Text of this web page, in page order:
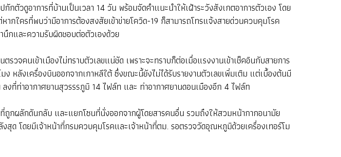
วดูอาการที่บ้านเป็นเวลา 14 วัน พร้อมจัดคำแนะนำให้เฝ้าระวังสังเกตอาการตัวเอง โดย
กใครที่พบว่ามีอาการต้องสงสัยเข้าข่ายโควิด-19 ก็สามารถโทรแจ้งสายด่วนควบคุมโรค
นึกและความรับผิดชอบต่อตัวเองด้วย
จคนเข้าเมืองไม่ทราบตัวเลขแน่ชัด เพราะจะทราบก็ต่อเมื่อแรงงานเข้าเช็คอินกับสายการ
หลังเครื่องบินออกจากเกาหลีใต้ ซึ่งขณะนี้ยังไม่ได้รับรายงานตัวเลขเพิ่มเติม แต่เบื้องต้นมี
งที่ท่าอากาศยานสุวรรรภูมิ 14 ไฟล์ท และ ท่าอากาศยานดอนเมืองอีก 4 ไฟล์ท
ถูกผลักดันกลับ และแยกโซนที่นั่งออกจากผู้โดยสารคนอื่น รวมถึงให้สวมหน้ากากอนามัย
สุด โดยมีเจ้าหน้าที่กรมควบคุมโรคและเจ้าหน้าที่ตม. รอตรวจวัดอุณหภูมิด้วยเครื่องเทอร์โม